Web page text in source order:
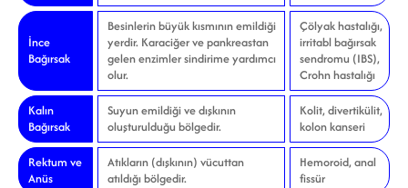
İnce
Bağırsak
Besinlerin büyük kısmının emildiği
yerdir. Karaciğer ve pankreastan
gelen enzimler sindirime yardımcı
olur.
Çölyak hastalığı,
irritabl bağırsak
sendromu (IBS),
Crohn hastalığı
Kalın
Bağırsak
Suyun emildiği ve dışkının
oluşturulduğu bölgedir.
Kolit, divertikülit,
kolon kanseri
Rektum ve
Anüs
Atıkların (dışkının) vücuttan
atıldığı bölgedir.
Hemoroid, anal
fissür